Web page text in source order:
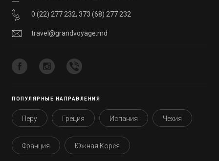
0 (22) 277 232; 373 (68) 277 232
travel@grandvoyage.md
ПОПУЛЯРНЫЕ НАПРАВЛЕНИЯ
Перу Греция Испания Чехия
Франция Южная Корея